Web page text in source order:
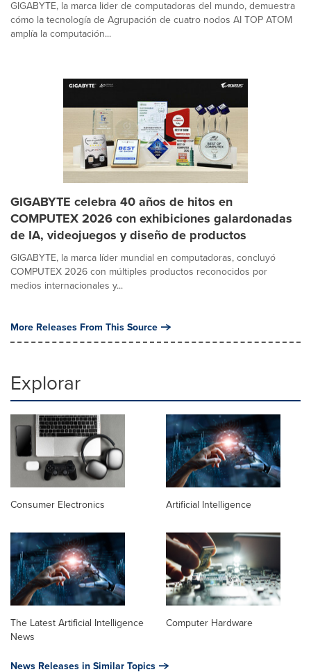
GIGABYTE, la marca lider de computadoras del mundo, demuestra
cómo la tecnología de Agrupación de cuatro nodos AI TOP ATOM
amplía la computación...
GIGABYTE celebra 40 años de hitos en
COMPUTEX 2026 con exhibiciones galardonadas
de IA, videojuegos y diseño de productos
GIGABYTE, la marca líder mundial en computadoras, concluyó
COMPUTEX 2026 con múltiples productos reconocidos por
medios internacionales y...
More Releases From This Source
Explorar
Consumer Electronics Artificial Intelligence
The Latest Artificial Intelligence
News
Computer Hardware
News Releases in Similar Topics